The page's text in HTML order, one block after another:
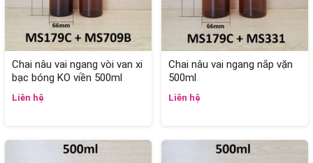
Chai nâu vai ngang vòi van xi
bạc bóng KO viền 500ml
Liên hệ
Chai nâu vai ngang nắp vặn
500ml
Liên hệ